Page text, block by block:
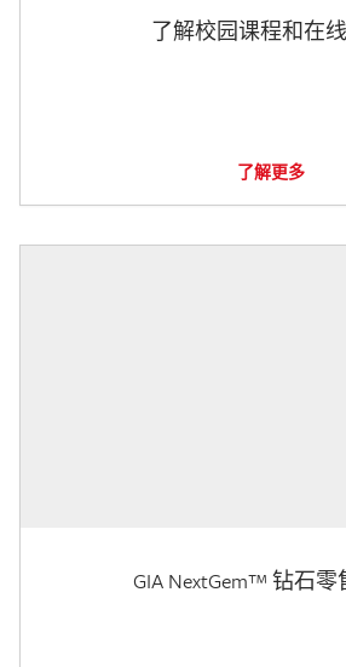
了解校园课程和在
了解更多
GIA NextGem™ 钻石零